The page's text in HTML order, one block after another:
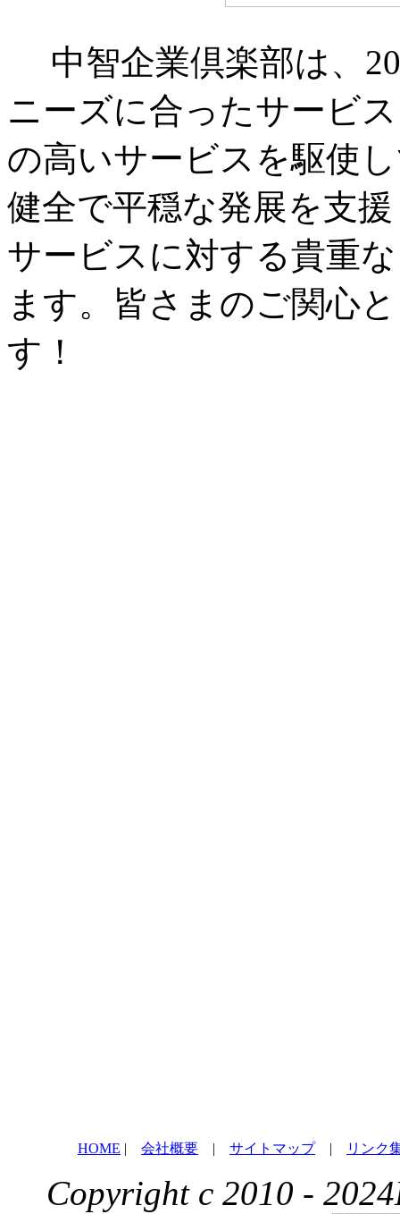
中智企業倶楽部は、
ニーズに合ったサービ
の高いサービスを駆使
健全で平穏な発展を支
サービスに対する貴重
ます。皆さまのご関心
す！
HOME | 会社概要 | サイトマップ| リンク
Copyright c 2010 -